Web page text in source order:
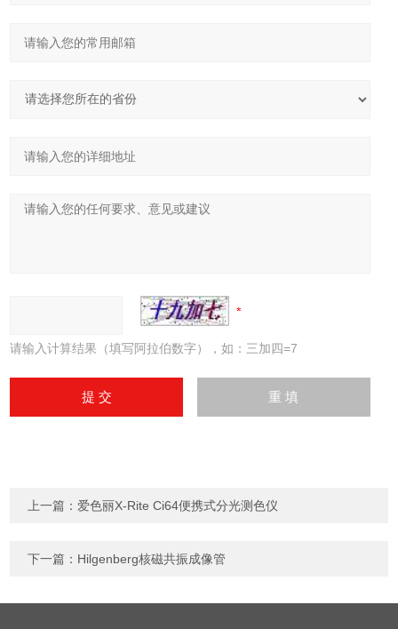
请输入计算结果（填写阿拉伯数字），如：三加四=7
上一篇： 爱色丽X-Rite Ci64便携式分光测色仪
下一篇： Hilgenberg核磁共振成像管